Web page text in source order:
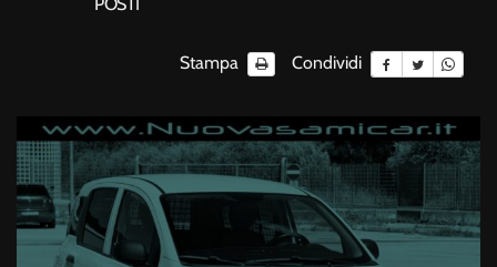
CONTATTI
SERVIZI
GARANZIE
Stampa Condividi